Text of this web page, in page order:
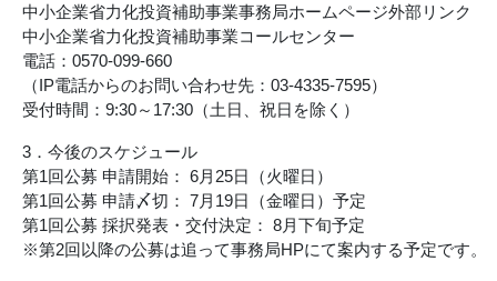
中小企業省力化投資補助事業事務局ホームページ外部リンク
中小企業省力化投資補助事業コールセンター
電話：0570-099-660
（IP電話からのお問い合わせ先：03-4335-7595）
受付時間：9:30～17:30（土日、祝日を除く）
3．今後のスケジュール
第1回公募 申請開始： 6月25日（火曜日）
第1回公募 申請〆切： 7月19日（金曜日）予定
第1回公募 採択発表・交付決定： 8月下旬予定
※第2回以降の公募は追って事務局HPにて案内する予定です。